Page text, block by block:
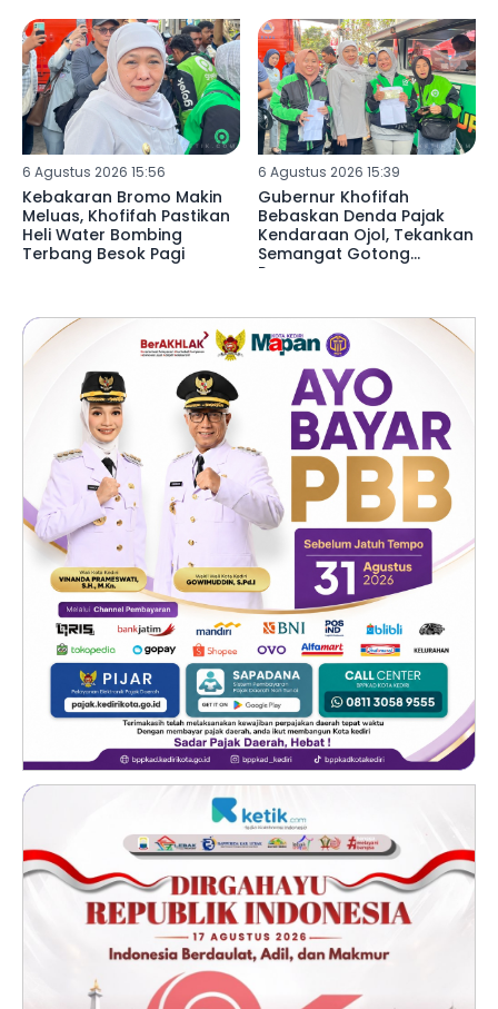
6 Agustus 2026 15:56
Kebakaran Bromo Makin
Meluas, Khofifah Pastikan
Heli Water Bombing
Terbang Besok Pagi
6 Agustus 2026 15:39
Gubernur Khofifah
Bebaskan Denda Pajak
Kendaraan Ojol, Tekankan
Semangat Gotong
Royong